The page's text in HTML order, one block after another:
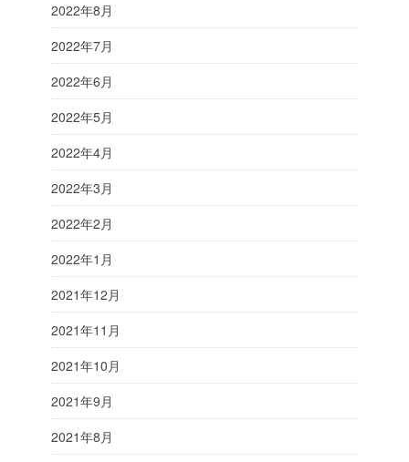
2022年8月
2022年7月
2022年6月
2022年5月
2022年4月
2022年3月
2022年2月
2022年1月
2021年12月
2021年11月
2021年10月
2021年9月
2021年8月